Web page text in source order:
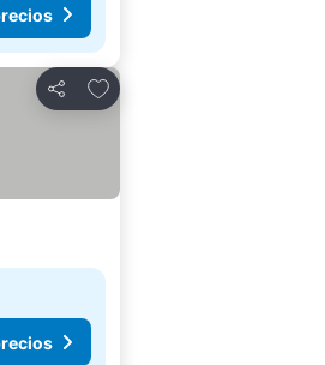
Compartir
Agregar a favoritos